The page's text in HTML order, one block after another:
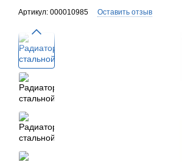
Артикул: 000010985 Оставить отзыв